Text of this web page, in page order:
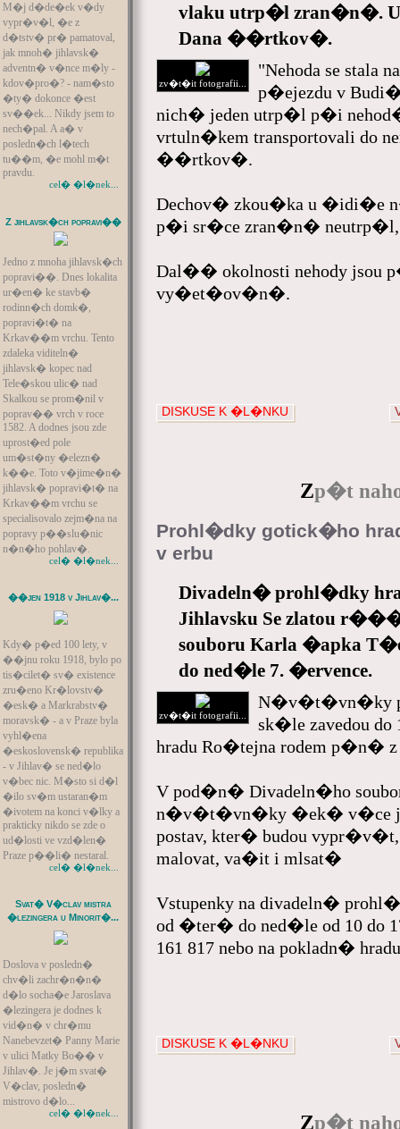
M�j d�de�ek v�dy
vypr�v�l, �e z
d�tstv� pr� pamatoval,
jak mnoh� jihlavsk�
adventn� v�nce m�ly -
kdov�pro�? - nam�sto
�ty� dokonce �est
sv��ek... Nikdy jsem to
nech�pal. A a� v
posledn�ch l�tech
tu��m, �e mohl m�t
pravdu.
cel� �l�nek...
Z jihlavsk�ch popravi��
Jedno z mnoha jihlavsk�ch
popravi��. Dnes lokalita
ur�en� ke stavb�
rodinn�ch domk�,
popravi�t� na
Krkav��m vrchu. Tento
zdaleka viditeln�
jihlavsk� kopec nad
Tele�skou ulic� nad
Skalkou se prom�nil v
poprav�� vrch v roce
1582. A dodnes jsou zde
uprost�ed pole
um�st�ny �elezn�
k��e. Toto v�jime�n�
jihlavsk� popravi�t� na
Krkav��m vrchu se
specialisovalo zejm�na na
popravy p��slu�nic
n�n�ho pohlav�.
cel� �l�nek...
��jen 1918 v Jihlav�...
Kdy� p�ed 100 lety, v
��jnu roku 1918, bylo po
tis�cilet� sv� existence
zru�eno Kr�lovstv�
�esk� a Markrabstv�
moravsk� - a v Praze byla
vyhl�ena
�eskoslovensk� republika
- v Jihlav� se ned�lo
v�bec nic. M�sto si d�l
�ilo sv�m ustaran�m
�ivotem na konci v�lky a
prakticky nikdo se zde o
ud�losti ve vzd�len�
Praze p��li� nestaral.
cel� �l�nek...
Svat� V�clav mistra
�lezingera u Minorit�...
Doslova v posledn�
chv�li zachr�n�n�
d�lo socha�e Jaroslava
�lezingera je dodnes k
vid�n� v chr�mu
Nanebevzet� Panny Marie
v ulici Matky Bo�� v
Jihlav�. Je j�m svat�
V�clav, posledn�
mistrovo d�lo...
cel� �l�nek...
vlaku utrp�l zran�n�.
Dana ��rtkov�.
zv�t�it fotografii...
"Nehoda se
p�ejezdu v
nich� jeden utrp�l p�i
vrtuln�kem transportovali do
��rtkov�.
Dechov� zkou�ka u �idi�e
p�i sr�ce zran�n� neutrp�l,
Dal�� okolnosti nehody jsou
vy�et�ov�n�.
DISKUSE K �L�NKU
Zp�t
Prohl�dky gotick�ho
v erbu
Divadeln� prohl�dky
Jihlavsku Se zlatou
souboru Karla �apka
do ned�le 7. �ervence.
zv�t�it fotografii...
N�v�t�vn�ky
sk�le zavedou
hradu Ro�tejna rodem p�n� z
V pod�n� Divadeln�ho
n�v�t�vn�ky �ek� v�ce
postav, kter� budou
malovat, va�it i mlsat�
Vstupenky na divadeln�
od �ter� do ned�le od 10 do
161 817 nebo na pokladn�
DISKUSE K �L�NKU
Zp�t